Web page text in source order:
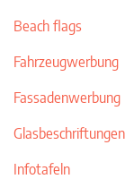
Beach flags
Fahrzeugwerbung
Fassadenwerbung
Glasbeschriftungen
Infotafeln